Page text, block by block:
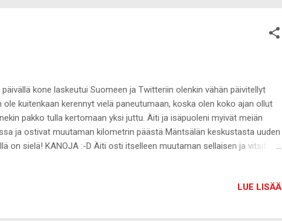
päivällä kone laskeutui Suomeen ja Twitteriin olenkin vähän päivitellyt
ole kuitenkaan kerennyt vielä paneutumaan, koska olen koko ajan ollut
pakko tulla kertomaan yksi juttu. Äiti ja isäpuoleni myivät meiän
ja ostivat muutaman kilometrin päästä Mäntsälän keskustasta uuden
on sielä! KANOJA :-D Äiti osti itselleen muutaman sellaisen ja vitsit ne
meikkejä parin mekon lisäksi tuli ostettua. Addicti mikä addicti :-DLUE LISÄÄ